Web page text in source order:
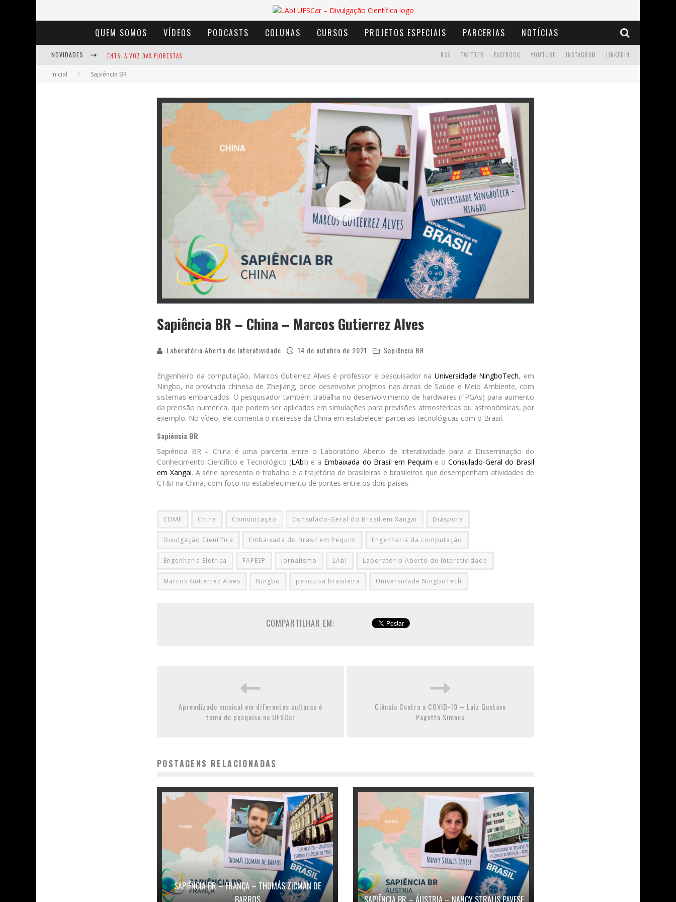
QUEM SOMOS VÍDEOS PODCASTS COLUNAS CURSOS PROJETOS ESPECIAIS PARCERIAS NOTÍCIAS
NOVIDADES ENTS: A VOZ DAS FLORESTAS
NOTÁVEIS: BERTHA LUTZ
BAÚ DE HISTÓRIAS - A JAMAIS IMAGINADA AVENTURA COM OS MOINHOS DE VENTO
LINKEDIN
INSTAGRAM
YOUTUBE
FACEBOOK
TWITTER
RSS
Inicial Sapiência BR
Sapiência BR – China – Marcos Gutierrez Alves
Laboratório Aberto de Interatividade 14 de outubro de 2021 Sapiência BR
Engenheiro da computação, Marcos Gutierrez Alves é professor e pesquisador na Universidade NingboTech, em
Ningbo, na província chinesa de Zhejiang, onde desenvolve projetos nas áreas de Saúde e Meio Ambiente, com
sistemas embarcados. O pesquisador também trabalha no desenvolvimento de hardwares (FPGAs) para aumento
da precisão numérica, que podem ser aplicados em simulações para previsões atmosféricas ou astronômicas, por
exemplo. No vídeo, ele comenta o interesse da China em estabelecer parcerias tecnológicas com o Brasil.
Sapiência BR
Sapiência BR – China é uma parceria entre o Laboratório Aberto de Interatividade para a Disseminação do
Conhecimento Científico e Tecnológico (LAbI) e a Embaixada do Brasil em Pequim e o Consulado-Geral do Brasil
em Xangai. A série apresenta o trabalho e a trajetória de brasileiras e brasileiros que desempenham atividades de
CT&I na China, com foco no estabelecimento de pontes entre os dois países.
CDMF China Comunicação Consulado-Geral do Brasil em Xangai Diáspora
Divulgação Científica Embaixada do Brasil em Pequim Engenharia da computação
Engenharia Elétrica FAPESP Jornalismo LAbI Laboratório Aberto de Interatividade
Marcos Gutierrez Alves Ningbo pesquisa brasileira Universidade NingboTech
COMPARTILHAR EM:
Aprendizado musical em diferentes culturas é
tema de pesquisa na UFSCar
Ciência Contra a COVID-19 – Luiz Gustavo
Pagotto Simões
POSTAGENS RELACIONADAS
SAPIÊNCIA BR – FRANÇA – THOMÁS ZICMAN DE
BARROS
SAPIÊNCIA BR – ÁUSTRIA – NANCY STRALIS PAVESE